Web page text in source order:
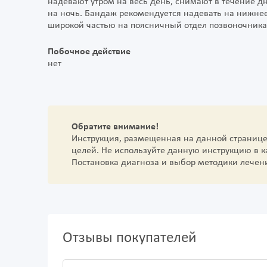
надевают утром на весь день, снимают в течение
на ночь. Бандаж рекомендуется надевать на
широкой частью на поясничный отдел
Побочное действие
нет
Обратите внимание!
Инструкция, размещенная на данной
целей. Не используйте данную инструкцию в
Постановка диагноза и выбор методики
Отзывы покупателей